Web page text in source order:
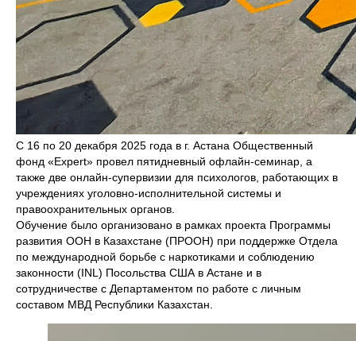
С 16 по 20 декабря 2025 года в г. Астана Общественный
фонд «Expert» провел пятидневный офлайн-семинар, а
также две онлайн-супервизии для психологов, работающих в
учреждениях уголовно-исполнительной системы и
правоохранительных органов.
Обучение было организовано в рамках проекта Программы
развития ООН в Казахстане (ПРООН) при поддержке Отдела
по международной борьбе с наркотиками и соблюдению
законности (INL) Посольства США в Астане и в
сотрудничестве с Департаментом по работе с личным
составом МВД Республики Казахстан.